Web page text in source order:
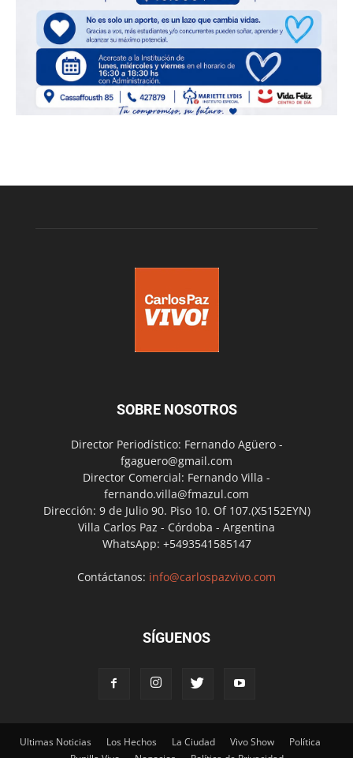
SOBRE NOSOTROS
Director Periodístico: Fernando Agüero -
fgaguero@gmail.com
Director Comercial: Fernando Villa -
fernando.villa@fmazul.com
Dirección: 9 de Julio 90. Piso 10. Of 107.(X5152EYN)
Villa Carlos Paz - Córdoba - Argentina
WhatsApp: +5493541585147
Contáctanos: info@carlospazvivo.com
SÍGUENOS
Ultimas Noticias Los Hechos La Ciudad Vivo Show
Política